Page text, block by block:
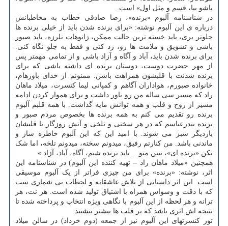
پاشو بیا، قسم و مثل اول» است.
در شناسنامه آلبوم «برنده»، رضا صادقی خطاب به مخاطبانش
درباره ی این آلبوم نوشته: «برای برنده شدن باید از خیلی برنده ها
جلوتر بری، باید خسته ترین حالت ممکن، زانوهات نلرزه، باید صبور
باشی و تشویق و ملامت ها رو، رد کنی و فقط به جلو نگاه کنی.
برای برنده شدن باید، آباد و آگاه و آزاد باشی و از تمامی مهمتر پس
از مهر حضرت دوست، دوستان برنده ای داشته باشی که برای
برنده شدنت با قلبشون همراهت باشن. ممنونم از خدای باورهام،
خانواده صبورم، هواداران آگاهم و کمپانی لیما کنسرت، میلاد ماهان
راد که مسیر سی ساله من رو باور داشت و برای هموار کردن ادامه
مسیر از روح و قلب و همه توانش مایه گذاشت. با همه قلبم آلبوم
برنده رو تقدیم می کنم به همه برنده ها بخصوص مردم صبور و
برنده بندرعباسم که در هر سختی و تلخی و آتش روزگار با قلبشان
باردیگر سبز می شوند. با امید این که این آلبوم خاطره ساز و
ماندنی باشد. من کنارتم رفیق، میدونم سخته، میدونم تلخه، اما شک
نکن «برنده ای»، ببین منو… باید برنده شیم، آگاه، آباد، آزاد.»
همچنین «میلاد ماهان راد – تهیه کننده این آلبوم) در شناسنامه این
اثر، نوشته: «برنده» برای من چیزی فراتر از یک آلبوم موسیقی
است. این اثر داستانی از تلاش عاشقانه و لحظات بی شماری ست
که با دقت و وسواس همراه با اشتیاق تولید شده است. هر نت، هر
ترانه و هر لحظه از این آلبوم با نگاهی ویژه انتخاب و پرداخته شده تا
نتیجه اش اثری باشد که بر قلب ها بیشتر بنشیند.
تور کنسرتهای این آلبوم نیز از جمعه (دوم خرداد) در سالن میلاد